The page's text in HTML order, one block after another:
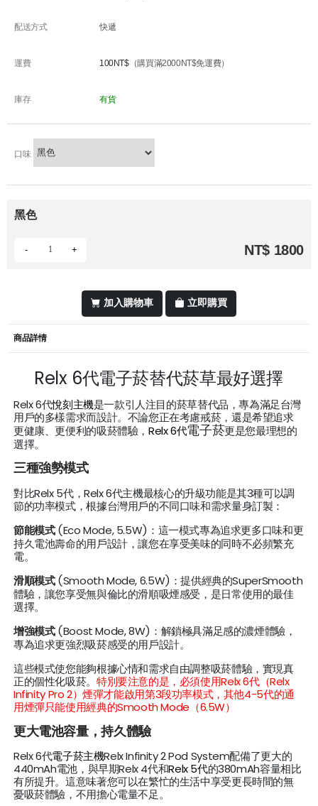
配送方式 快遞
運費 100NT$（購買滿2000NT$免運費）
庫存 有貨
口味
黑色
- + NT$ 1800
加入購物車 立即購買
商品詳情
Relx 6代電子菸替代菸草最好選擇
Relx 6代悅刻主機是一款引人注目的菸草替代品，專為滿足台灣
用戶的多樣需求而設計。不論您正在考慮戒菸，還是希望追求
更健康、更便利的吸菸體驗，Relx 6代電子菸更是您最理想的
選擇。
三種強勢模式
對比Relx 5代，Relx 6代主機最核心的升級功能是其3種可以調
節的功率模式，根據台灣用戶的不同口味和需求量身訂製：
節能模式(Eco Mode, 5.5W)：這一模式專為追求更多口味和更
持久電池壽命的用戶設計，讓您在享受美味的同時不必頻繁充
電。
滑順模式(Smooth Mode, 6.5W)：提供經典的SuperSmooth
體驗，讓您享受無與倫比的滑順吸煙感受，是日常使用的最佳
選擇。
增強模式(Boost Mode, 8W)：解鎖極具滿足感的濃煙體驗，
專為追求更強烈吸菸感受的用戶設計。
這些模式使您能夠根據心情和需求自由調整吸菸體驗，實現真
正的個性化吸菸。 特別要注意的是，必須使用Relx 6代（Relx
Infinity Pro 2）煙彈才能啟用第3段功率模式，其他4-5代的通
用煙彈只能使用經典的Smooth Mode（6.5W）
更大電池容量，持久體驗
Relx 6代電子菸主機Relx Infinity 2 Pod System配備了更大的
440mAh電池，與早期Relx 4代和Relx 5代的380mAh容量相比
有所提升。這意味著您可以在繁忙的生活中享受更長時間的無
憂吸菸體驗，不用擔心電量不足。